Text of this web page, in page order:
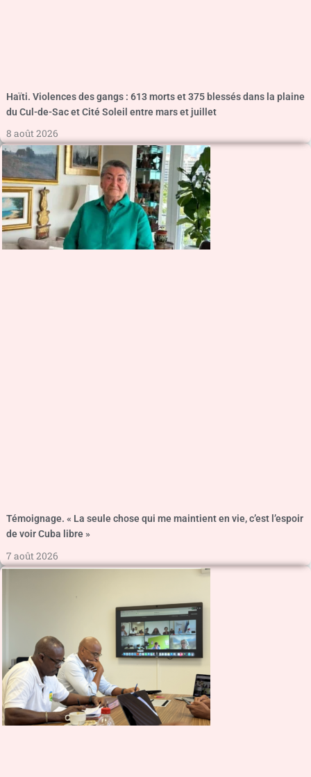
Haïti. Violences des gangs : 613 morts et 375 blessés dans la plaine
du Cul-de-Sac et Cité Soleil entre mars et juillet
8 août 2026
Témoignage. « La seule chose qui me maintient en vie, c’est l’espoir
de voir Cuba libre »
7 août 2026